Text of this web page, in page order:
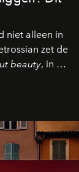
niet alleen in
zet de
beauty, in de